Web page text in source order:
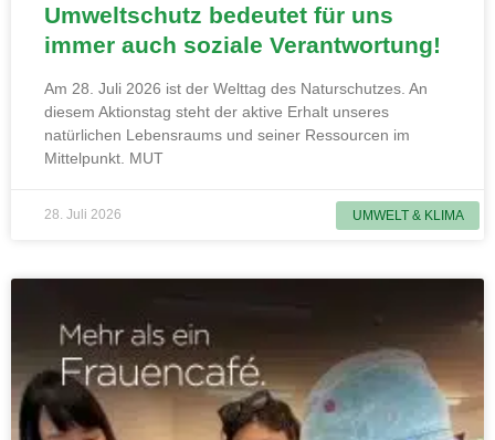
UMWELT & KLIMA
Umweltschutz bedeutet für uns
immer auch soziale Verantwortung!
Am 28. Juli 2026 ist der Welttag des Naturschutzes. An
diesem Aktionstag steht der aktive Erhalt unseres
natürlichen Lebensraums und seiner Ressourcen im
Mittelpunkt. MUT
28. Juli 2026